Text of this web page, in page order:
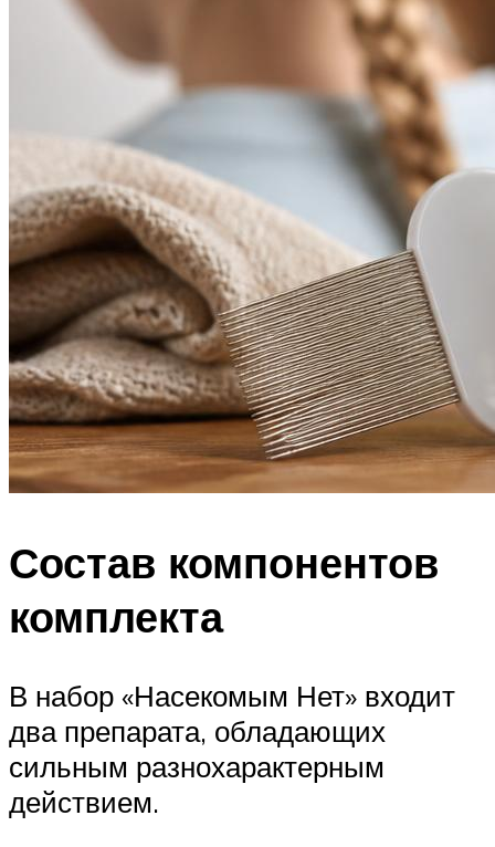
Состав компонентов
комплекта
В набор «Насекомым Нет» входит
два препарата, обладающих
сильным разнохарактерным
действием.